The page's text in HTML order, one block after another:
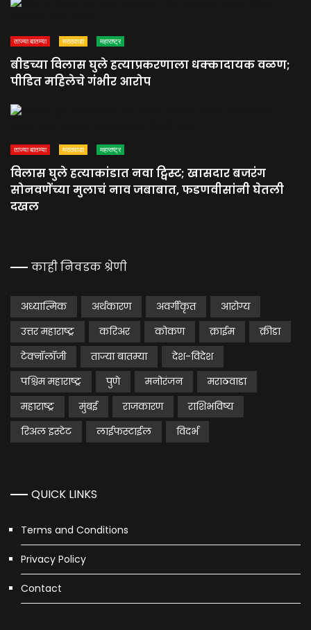
ताज्या बातम्या मराठवाडा महाराष्ट्र
बीडच्या विलास घुले हत्याप्रकरणाला धक्कादायक वळण;
पीडित महिलेचे गंभीर आरोप
ताज्या बातम्या मराठवाडा महाराष्ट्र
विलास घुले हत्याकांडात नवा ट्विस्ट; खासदार बजरंग
सोनवणेंच्या मुलाचं नाव जबाबात, फडणवीसांनी घेतली
दखल
काही निवडक श्रेणी
अध्यात्मिक अर्थकारण अवर्गीकृत
आरोग्य
उत्तर महाराष्ट्र
करिअर कोकण क्राईम
क्रीडा
टेक्नॉलॉजी
ताज्या बातम्या
देश-विदेश
पश्चिम महाराष्ट्र
पुणे मनोरंजन
मराठवाडा
महाराष्ट्र
मुंबई राजकारण
राशिभविष्य
रिअल इस्टेट
लाईफस्टाईल विदर्भ
QUICK LINKS
Terms and Conditions
Privacy Policy
Contact